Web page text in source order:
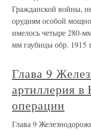
Гражданской войны,
орудиям особой
имелось четыре 280-
мм гаубицы обр. 1915
Глава 9
артиллерия в
операции
Глава 9